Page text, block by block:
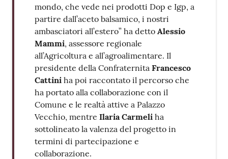
mondo, che vede nei prodotti Dop e Igp, a
partire dall’aceto balsamico, i nostri
ambasciatori all’estero” ha detto Alessio
Mammi, assessore regionale
all’Agricoltura e all’agroalimentare. Il
presidente della Confraternita Francesco
Cattini ha poi raccontato il percorso che
ha portato alla collaborazione con il
Comune e le realtà attive a Palazzo
Vecchio, mentre Ilaria Carmeli ha
sottolineato la valenza del progetto in
termini di partecipazione e
collaborazione.